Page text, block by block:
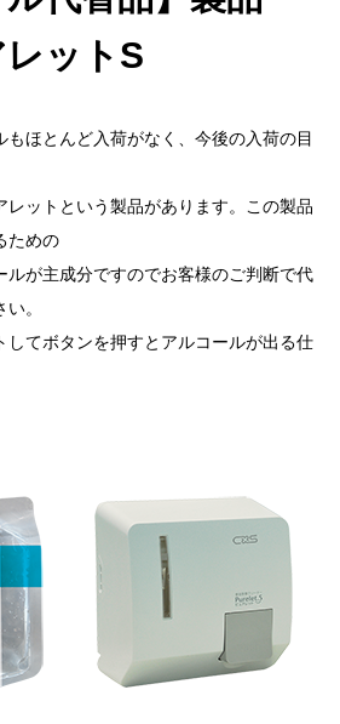
ットS
ほとんど入荷がなく、今後の入荷の目
レットという製品があります。この製品
ための
ルが主成分ですのでお客様のご判断で代
。
してボタンを押すとアルコールが出る仕